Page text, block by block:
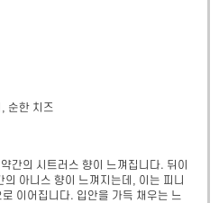
순한 치즈
간의 시트러스 향이 느껴집니다. 뒤이
아니스 향이 느껴지는데, 이는 피니
이어집니다. 입안을 가득 채우는 느